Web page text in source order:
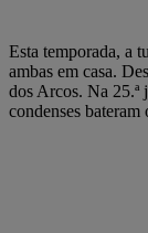
Esta temporada, a
ambas em casa.
dos Arcos. Na 25.ª
condenses bateram